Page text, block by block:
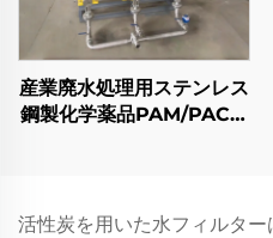
産業廃水処理用ステンレス
鋼製化学薬品PAM/PAC凝
活性炭を用いた水フィルタ